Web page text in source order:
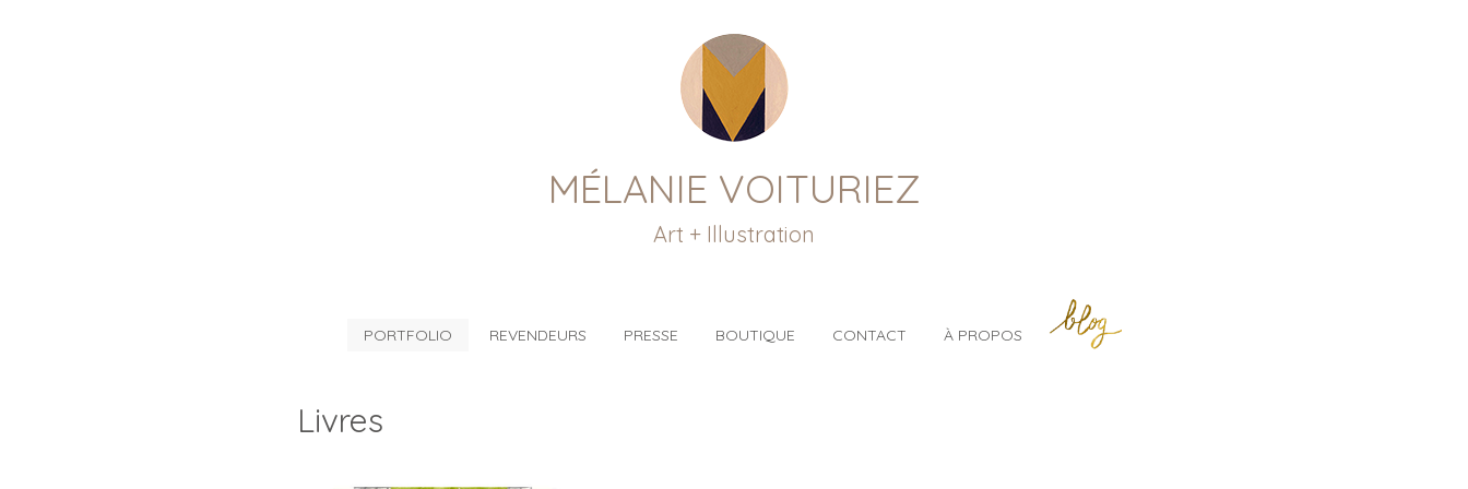
MÉLANIE VOITURIEZ
Art + Illustration
PORTFOLIO REVENDEURS PRESSE BOUTIQUE CONTACT À PROPOS
BLOG
Livres